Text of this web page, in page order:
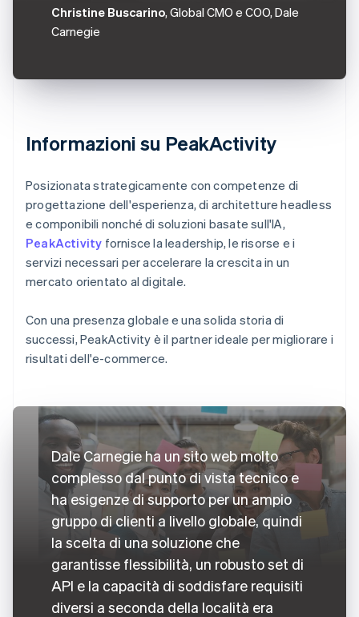
Christine Buscarino, Global CMO e COO, Dale
Carnegie
Informazioni su PeakActivity
Posizionata strategicamente con competenze di
progettazione dell'esperienza, di architetture headless
e componibili nonché di soluzioni basate sull'IA,
PeakActivity fornisce la leadership, le risorse e i
servizi necessari per accelerare la crescita in un
mercato orientato al digitale.
Con una presenza globale e una solida storia di
successi, PeakActivity è il partner ideale per migliorare i
risultati dell'e-commerce.
Dale Carnegie ha un sito web molto
complesso dal punto di vista tecnico e
ha esigenze di supporto per un ampio
gruppo di clienti a livello globale, quindi
la scelta di una soluzione che
garantisse flessibilità, un robusto set di
API e la capacità di soddisfare requisiti
diversi a seconda della località era